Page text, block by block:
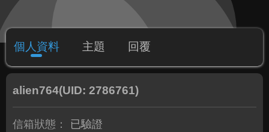
個人資料 主題 回覆
alien764(UID: 2786761)
信箱狀態： 已驗證